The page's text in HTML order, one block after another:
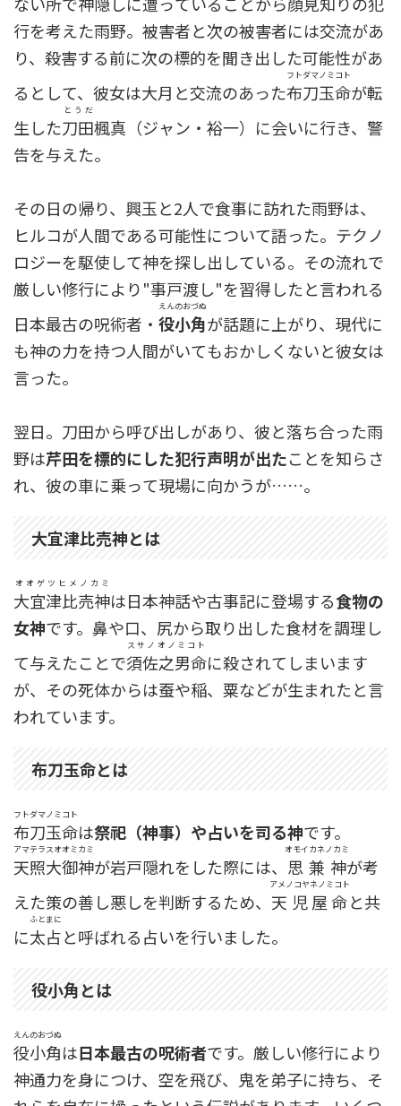
行を考えた雨野。被害者と次の被害者には交流があ
り、殺害する前に次の標的を聞き出した可能性があ
るとして、彼女は大月と交流のあった布刀玉命
フトダマノミコト
が転
生した刀田
とうだ
楓真（ジャン・裕一）に会いに行き、警
告を与えた。
その日の帰り、興玉と2人で食事に訪れた雨野は、
ヒルコが人間である可能性について語った。テクノ
ロジーを駆使して神を探し出している。その流れで
厳しい修行により"事戸渡し"を習得したと言われる
日本最古の呪術者・ 役小角
えんのおづぬ
が話題に上がり、現代に
も神の力を持つ人間がいてもおかしくないと彼女は
言った。
翌日。刀田から呼び出しがあり、彼と落ち合った雨
野は芹田を標的にした犯行声明が出たことを知らさ
れ、彼の車に乗って現場に向かうが……。
大宜津比売神とは
大宜津比売神
オオゲツヒメノカミ
は日本神話や古事記に登場する食物の
女神です。鼻や口、尻から取り出した食材を調理し
て与えたことで須佐之男命
スサノオノミコト
に殺されてしまいます
が、その死体からは蚕や稲、粟などが生まれたと言
われています。
布刀玉命とは
布刀玉命
フトダマノミコト
は祭祀（神事）や占いを司る神です。
天照大御神
アマテラスオオミカミ
が岩戸隠れをした際には、 思兼神
オモイカネノカミ
が考
えた策の善し悪しを判断するため、 天児屋命
アメノコヤネノミコト
と共
に太占
ふとまに
と呼ばれる占いを行いました。
役小角とは
役小角
えんのおづぬ
は日本最古の呪術者です。厳しい修行により
神通力を身につけ、空を飛び、鬼を弟子に持ち、そ